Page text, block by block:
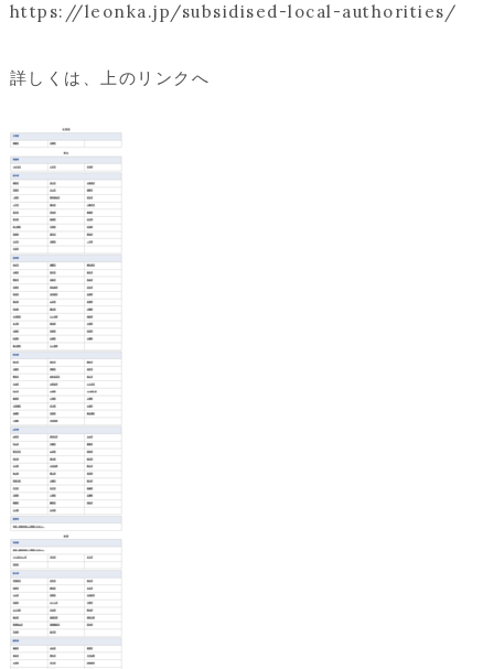
https://leonka.jp/subsidised-local-authorities/
詳しくは、上のリンクへ